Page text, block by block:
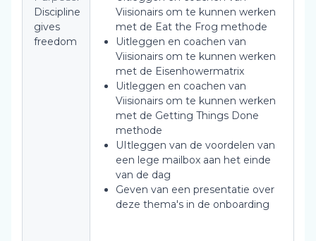
Discipline
gives
freedom
Viisionairs om te kunnen werken
met de Eat the Frog methode
Uitleggen en coachen van
Viisionairs om te kunnen werken
met de Eisenhowermatrix
Uitleggen en coachen van
Viisionairs om te kunnen werken
met de Getting Things Done
methode
UItleggen van de voordelen van
een lege mailbox aan het einde
van de dag
Geven van een presentatie over
deze thema's in de onboarding